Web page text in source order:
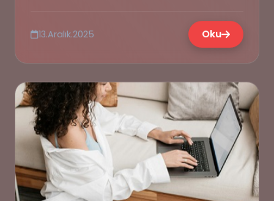
💭
13.Aralık.2025 Oku